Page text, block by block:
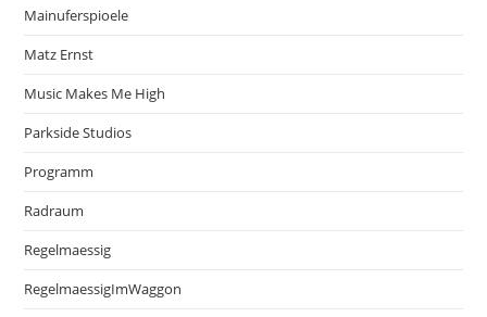
Mainuferspioele
Matz Ernst
Music Makes Me High
Parkside Studios
Programm
Radraum
Regelmaessig
RegelmaessigImWaggon